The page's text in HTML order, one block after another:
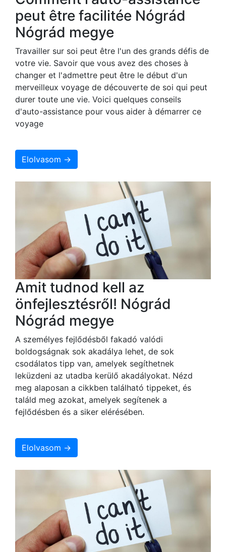
peut être facilitée Nógrád
Nógrád megye
Travailler sur soi peut être l'un des grands défis de
votre vie. Savoir que vous avez des choses à
changer et l'admettre peut être le début d'un
merveilleux voyage de découverte de soi qui peut
durer toute une vie. Voici quelques conseils
d'auto-assistance pour vous aider à démarrer ce
voyage
Elolvasom →
Amit tudnod kell az
önfejlesztésről! Nógrád
Nógrád megye
A személyes fejlődésből fakadó valódi
boldogságnak sok akadálya lehet, de sok
csodálatos tipp van, amelyek segíthetnek
leküzdeni az utadba kerülő akadályokat. Nézd
meg alaposan a cikkben található tippeket, és
találd meg azokat, amelyek segítenek a
fejlődésben és a siker elérésében.
Elolvasom →